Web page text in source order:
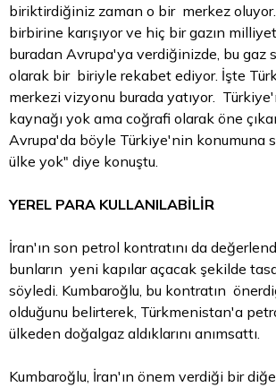
biriktirdiğiniz zaman o bir merkez
birbirine karışıyor ve hiç bir gazın
buradan Avrupa'ya verdiğinizde, bu gaz
olarak bir biriyle rekabet ediyor. İşte
merkezi vizyonu burada yatıyor.
kaynağı yok ama coğrafi olarak öne
Avrupa'da böyle Türkiye'nin konumuna
ülke yok" diye konuştu.
YEREL PARA KULLANILABİLİR
İran'ın son petrol kontratını da
bunların yeni kapılar açacak şekilde
söyledi. Kumbaroğlu, bu kontratın
olduğunu belirterek, Türkmenistan'a
ülkeden doğalgaz aldıklarını anımsattı.
Kumbaroğlu, İran'ın önem verdiği bir